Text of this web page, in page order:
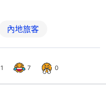
內地旅客
1 7 0